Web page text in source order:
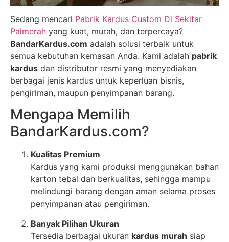
Sedang mencari Pabrik Kardus Custom Di Sekitar
Palmerah yang kuat, murah, dan terpercaya?
BandarKardus.com adalah solusi terbaik untuk
semua kebutuhan kemasan Anda. Kami adalah pabrik
kardus dan distributor resmi yang menyediakan
berbagai jenis kardus untuk keperluan bisnis,
pengiriman, maupun penyimpanan barang.
Mengapa Memilih
BandarKardus.com?
Kualitas Premium
Kardus yang kami produksi menggunakan bahan
karton tebal dan berkualitas, sehingga mampu
melindungi barang dengan aman selama proses
penyimpanan atau pengiriman.
Banyak Pilihan Ukuran
Tersedia berbagai ukuran kardus murah siap